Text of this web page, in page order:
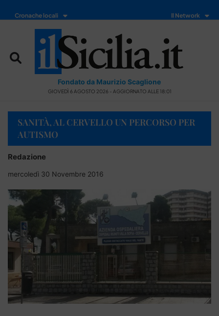
Cronache locali Il Network
Fondato da Maurizio Scaglione
GIOVEDÌ 6 AGOSTO 2026 - AGGIORNATO ALLE 18:01
SANITÀ, AL CERVELLO UN PERCORSO PER
AUTISMO
Redazione
mercoledì 30 Novembre 2016